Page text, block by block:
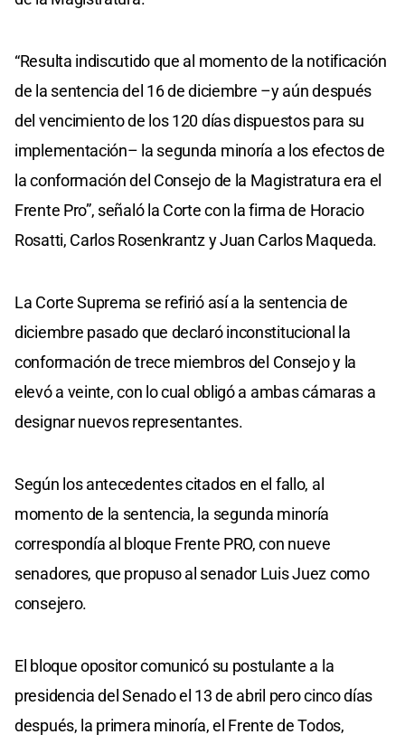
“Resulta indiscutido que al momento de la notificación
de la sentencia del 16 de diciembre –y aún después
del vencimiento de los 120 días dispuestos para su
implementación– la segunda minoría a los efectos de
la conformación del Consejo de la Magistratura era el
Frente Pro”, señaló la Corte con la firma de Horacio
Rosatti, Carlos Rosenkrantz y Juan Carlos Maqueda.
La Corte Suprema se refirió así a la sentencia de
diciembre pasado que declaró inconstitucional la
conformación de trece miembros del Consejo y la
elevó a veinte, con lo cual obligó a ambas cámaras a
designar nuevos representantes.
Según los antecedentes citados en el fallo, al
momento de la sentencia, la segunda minoría
correspondía al bloque Frente PRO, con nueve
senadores, que propuso al senador Luis Juez como
consejero.
El bloque opositor comunicó su postulante a la
presidencia del Senado el 13 de abril pero cinco días
después, la primera minoría, el Frente de Todos,